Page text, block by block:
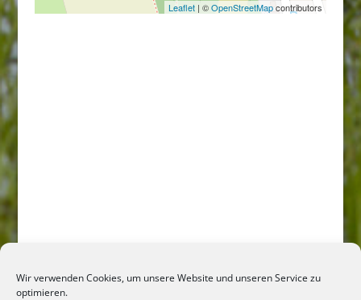
Wir verwenden Cookies, um unsere Website und unseren Service zu
optimieren.
Leaflet | ©OpenStreetMapcontributors